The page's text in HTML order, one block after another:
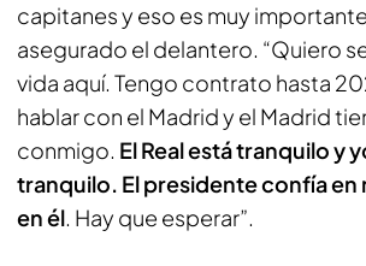
capitanes y eso es muy
asegurado el delantero. “Quiero
vida aquí. Tengo contrato hasta
hablar con el Madrid y el Madrid
conmigo. El Real está tranquilo y
tranquilo. El presidente confía en
en él. Hay que esperar”.